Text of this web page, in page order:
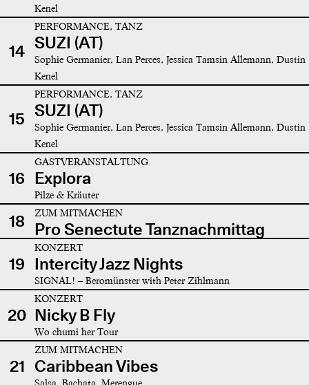
Kenel
14
PERFORMANCE, TANZ
SUZI (AT)
Sophie Germanier, Lan Perces, Jessica Tamsin Allemann, Dustin
Kenel
15
PERFORMANCE, TANZ
SUZI (AT)
Sophie Germanier, Lan Perces, Jessica Tamsin Allemann, Dustin
Kenel
16
GASTVERANSTALTUNG
Explora
Pilze & Kräuter
18 ZUM MITMACHEN
Pro Senectute Tanznachmittag
19
KONZERT
Intercity Jazz Nights
SIGNAL! – Beromünster with Peter Zihlmann
20
KONZERT
Nicky B Fly
Wo chumi her Tour
21
ZUM MITMACHEN
Caribbean Vibes